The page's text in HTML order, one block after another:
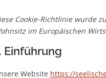
Cookie-Richtlinie wurde
im Europäischen
Einführung
Website https://